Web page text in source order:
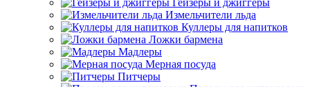
Измельчители льда
Куллеры для напитков
Ложки бармена
Мадлеры
Мерная посуда
Питчеры